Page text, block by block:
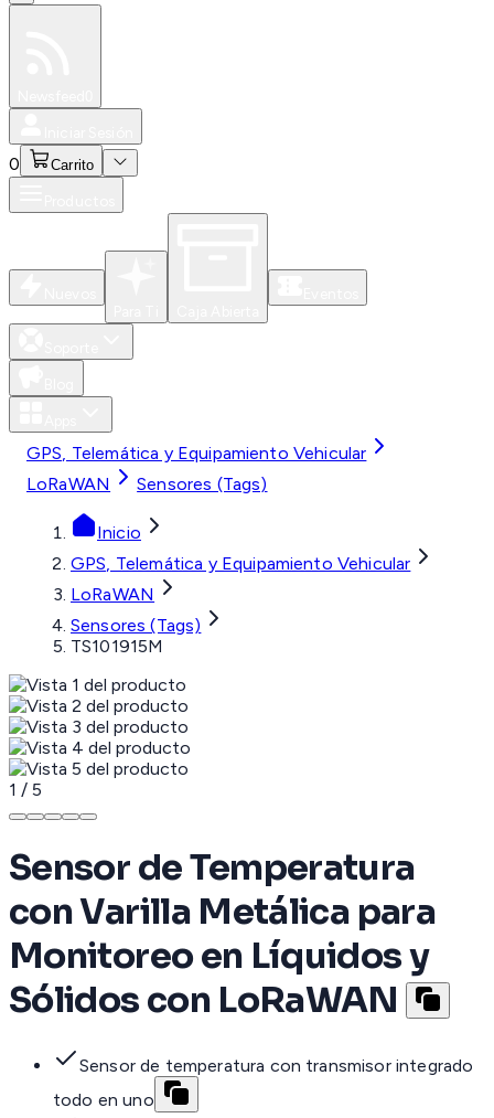
0 Carrito
GPS, Telemática y Equipamiento Vehicular
LoRaWAN
Sensores (Tags)
Inicio
GPS, Telemática y Equipamiento Vehicular
LoRaWAN
Sensores (Tags)
TS101915M
1 / 5
Sensor de Temperatura
con Varilla Metálica para
Monitoreo en Líquidos y
Sólidos con LoRaWAN
Sensor de temperatura con transmisor integrado
todo en uno